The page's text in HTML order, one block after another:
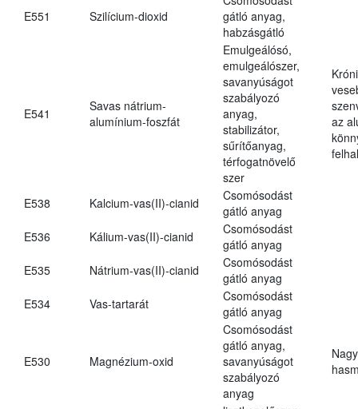
E551 Szilícium-dioxid
gátló anyag,
habzásgátló
E541
Savas nátrium-
alumínium-foszfát
Emulgeálósó,
emulgeálószer,
savanyúságot
szabályozó
anyag,
stabilizátor,
sűrítőanyag,
térfogatnövelő
szer
az
E538 Kalcium-vas(II)-cianid
Csomósodást
gátló anyag
E536
Kálium-vas(II)-cianid
Csomósodást
gátló anyag
E535
Nátrium-vas(II)-cianid
Csomósodást
gátló anyag
E534
Vas-tartarát
Csomósodást
gátló anyag
E530 Magnézium-oxid
Csomósodást
gátló anyag,
savanyúságot
szabályozó
anyag